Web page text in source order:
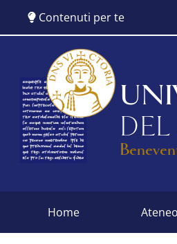
contenuto
Contenuti per te
DEL
menu
home ateneo